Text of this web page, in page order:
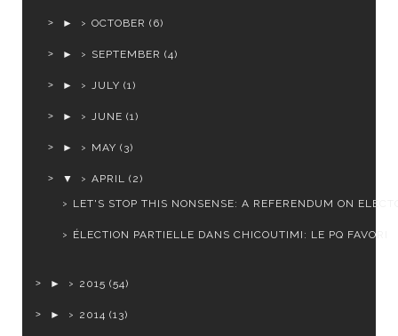
► OCTOBER (6)
► SEPTEMBER (4)
► JULY (1)
► JUNE (1)
► MAY (3)
▼ APRIL (2)
LET'S STOP THIS NONSENSE: A REFERENDUM ON
ÉLECTION PARTIELLE DANS CHICOUTIMI: LE PQ FAVORI
► 2015 (54)
► 2014 (13)